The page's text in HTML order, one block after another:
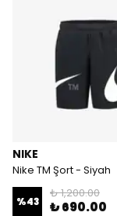
NIKE
Nike TM Şort - Siyah
%43
₺ 1,200.00
₺ 690.00